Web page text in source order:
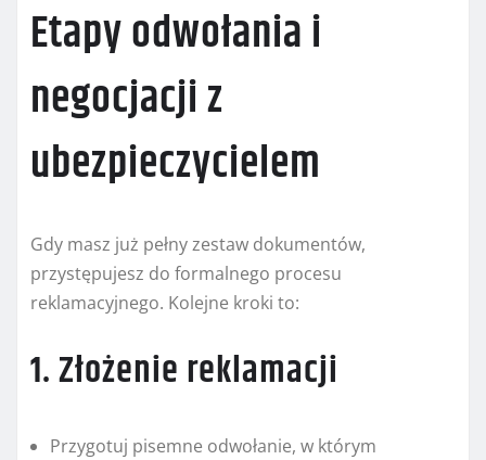
Etapy odwołania i
negocjacji z
ubezpieczycielem
Gdy masz już pełny zestaw dokumentów,
przystępujesz do formalnego procesu
reklamacyjnego. Kolejne kroki to:
1. Złożenie reklamacji
Przygotuj pisemne odwołanie, w którym